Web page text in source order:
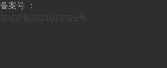
备案号 ：